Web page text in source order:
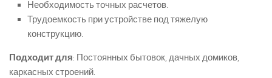
Необходимость точных расчетов.
Трудоемкость при устройстве под тяжелую
конструкцию.
Подходит для: Постоянных бытовок, дачных домиков,
каркасных строений.